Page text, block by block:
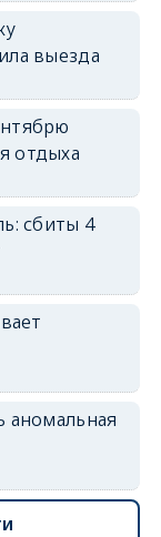
выезда
отдыха
сбиты 4
аномальная